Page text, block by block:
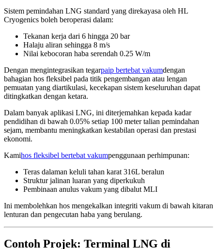
Sistem pemindahan LNG standard yang direkayasa oleh HL
Cryogenics boleh beroperasi dalam:
Tekanan kerja dari 6 hingga 20 bar
Halaju aliran sehingga 8 m/s
Nilai kebocoran haba serendah 0.25 W/m
Dengan mengintegrasikan tegarpaip bertebat vakumdengan
bahagian hos fleksibel pada titik pengembangan atau lengan
pemuatan yang diartikulasi, kecekapan sistem keseluruhan dapat
ditingkatkan dengan ketara.
Dalam banyak aplikasi LNG, ini diterjemahkan kepada kadar
pendidihan di bawah 0.05% setiap 100 meter talian pemindahan
sejam, membantu meningkatkan kestabilan operasi dan prestasi
ekonomi.
Kamihos fleksibel bertebat vakumpenggunaan perhimpunan:
Teras dalaman keluli tahan karat 316L beralun
Struktur jalinan luaran yang diperkukuh
Pembinaan anulus vakum yang dibalut MLI
Ini membolehkan hos mengekalkan integriti vakum di bawah kitaran
lenturan dan pengecutan haba yang berulang.
Contoh Projek: Terminal LNG di